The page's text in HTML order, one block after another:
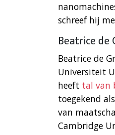
schreef hij
Beatrice de
Beatrice de
Universiteit
heeft tal van
toegekend
van
Cambridge